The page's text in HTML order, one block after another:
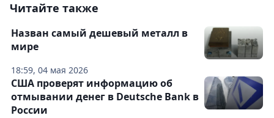
Читайте также
18:59, 04 мая 2026
Назван самый дешевый металл в
мире
США проверят информацию об
отмывании денег в Deutsche Bank в
России